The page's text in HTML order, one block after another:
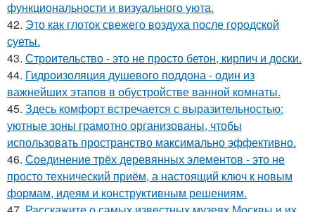
функциональности и визуального уюта.
42. Это как глоток свежего воздуха после городской
суеты.
43. Строительство - это не просто бетон, кирпич и доски.
44. Гидроизоляция душевого поддона - один из
важнейших этапов в обустройстве ванной комнаты.
45. Здесь комфорт встречается с выразительностью:
уютные зоны грамотно организованы, чтобы
использовать пространство максимально эффективно.
46. Соединение трёх деревянных элементов - это не
просто технический приём, а настоящий ключ к новым
формам, идеям и конструктивным решениям.